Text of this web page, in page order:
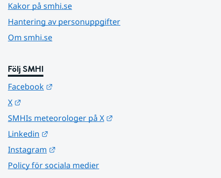
Kakor på smhi.se
Hantering av personuppgifter
Om smhi.se
Följ SMHI
Facebook
X
SMHIs meteorologer på X
Linkedin
Instagram
Policy för sociala medier